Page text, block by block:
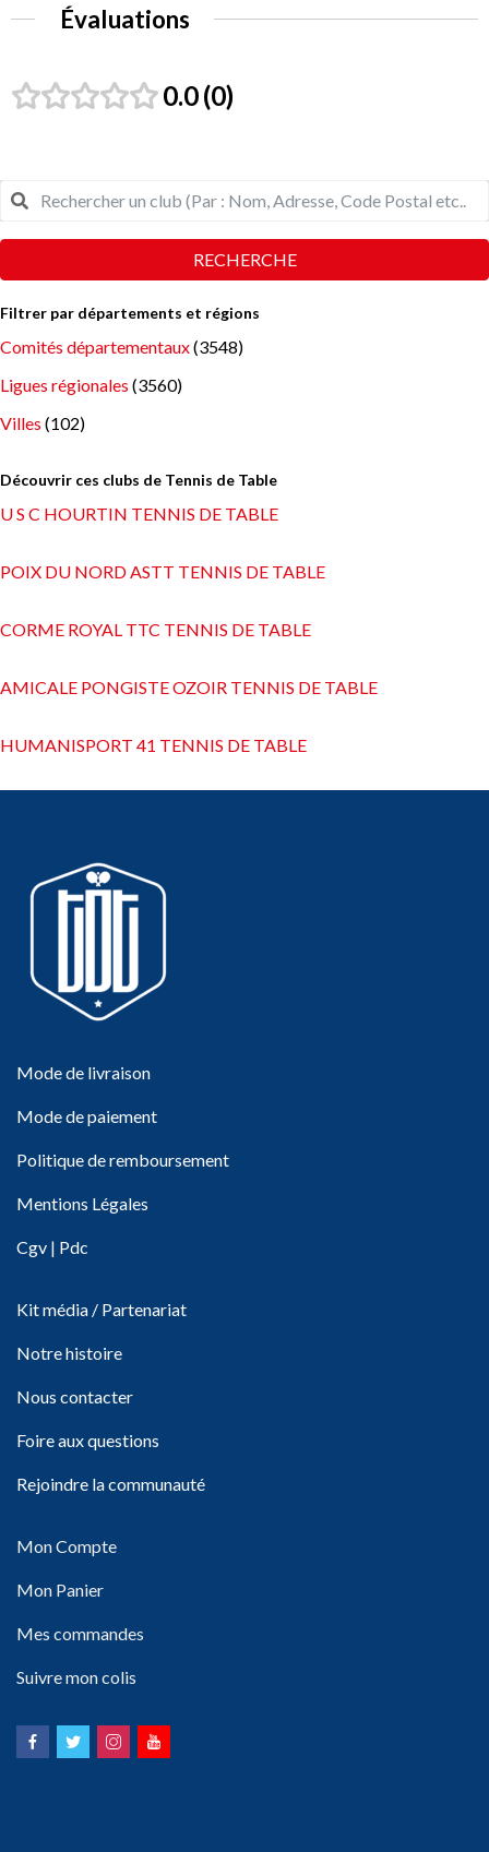
Évaluations
0.0 0
RECHERCHE
Filtrer par départements et régions
Comités départementaux(3548)
Ligues régionales (3560)
Villes (102)
Découvrir ces clubs de Tennis de Table
U S C HOURTIN TENNIS DE TABLE
POIX DU NORD ASTT TENNIS DE TABLE
CORME ROYAL TTC TENNIS DE TABLE
AMICALE PONGISTE OZOIR TENNIS DE TABLE
HUMANISPORT 41 TENNIS DE TABLE
Mode de livraison
Mode de paiement
Politique de remboursement
Mentions Légales
Cgv | Pdc
Kit média / Partenariat
Notre histoire
Nous contacter
Foire aux questions
Rejoindre la communauté
Mon Compte
Mon Panier
Mes commandes
Suivre mon colis